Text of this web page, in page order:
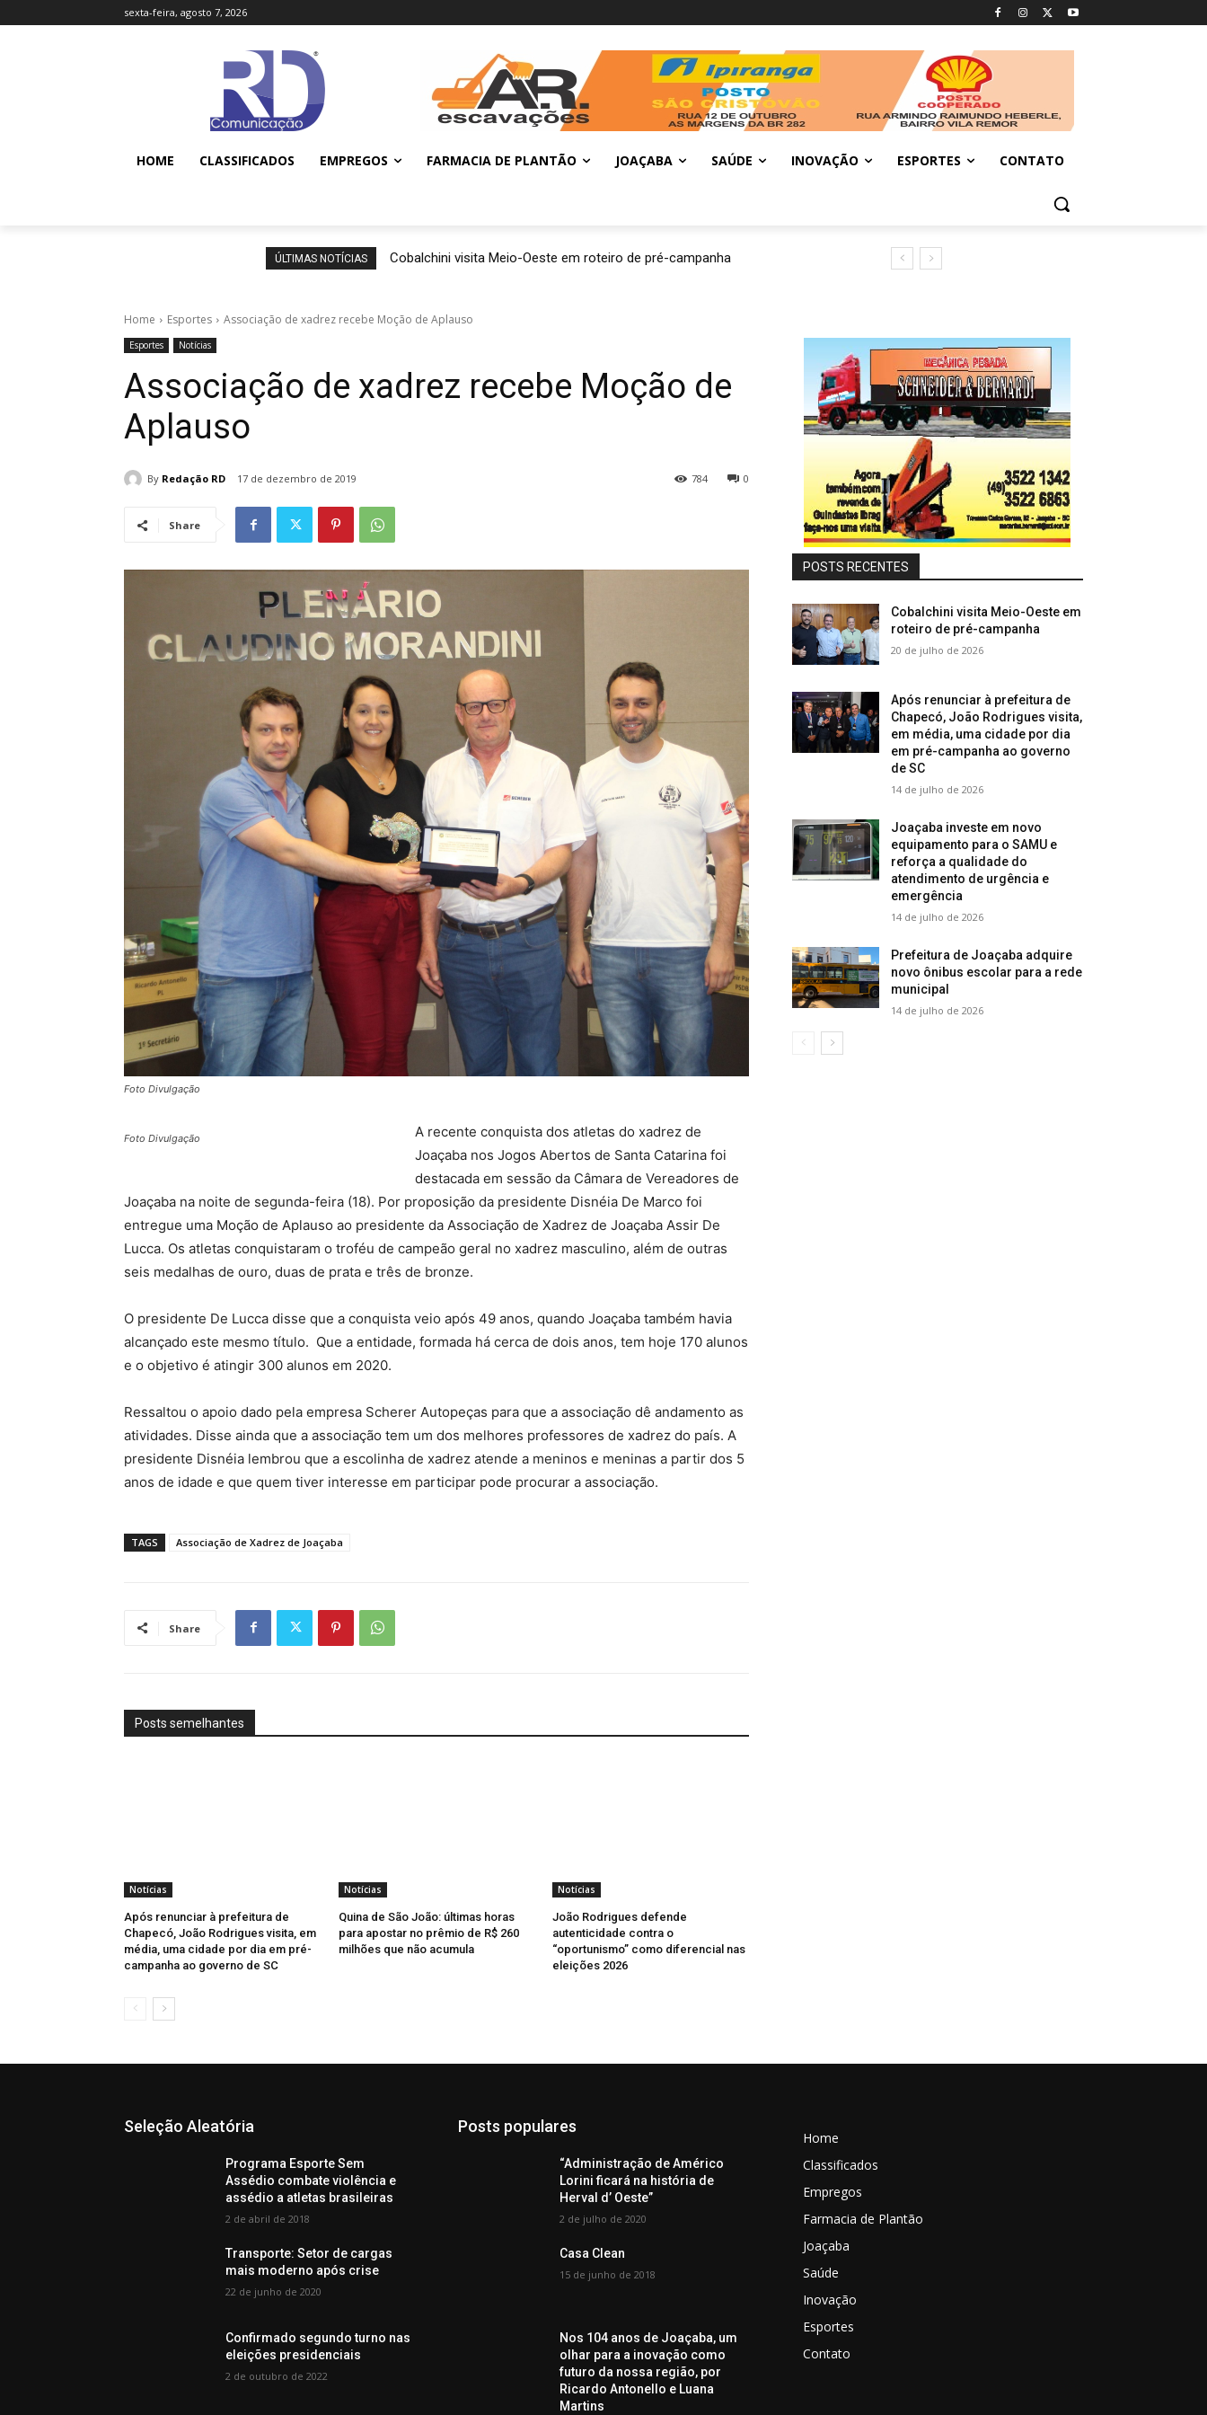
sexta-feira, agosto 7, 2026
HOME CLASSIFICADOS EMPREGOS FARMACIA DE PLANTÃO JOAÇABA SAÚDE INOVAÇÃO ESPORTES CONTATO
ÚLTIMAS NOTÍCIAS Cobalchini visita Meio-Oeste em roteiro de pré-campanha
Home Esportes Associação de xadrez recebe Moção de Aplauso
Esportes Notícias
Associação de xadrez recebe Moção de
Aplauso
By Redação RD 17 de dezembro de 2019 0
784
Share
Foto Divulgação
Foto Divulgação
A recente conquista dos atletas do xadrez de
Joaçaba nos Jogos Abertos de Santa Catarina foi
destacada em sessão da Câmara de Vereadores de
Joaçaba na noite de segunda-feira (18). Por proposição da presidente Disnéia De Marco foi
entregue uma Moção de Aplauso ao presidente da Associação de Xadrez de Joaçaba Assir De
Lucca. Os atletas conquistaram o troféu de campeão geral no xadrez masculino, além de outras
seis medalhas de ouro, duas de prata e três de bronze.
O presidente De Lucca disse que a conquista veio após 49 anos, quando Joaçaba também havia
alcançado este mesmo título. Que a entidade, formada há cerca de dois anos, tem hoje 170 alunos
e o objetivo é atingir 300 alunos em 2020.
Ressaltou o apoio dado pela empresa Scherer Autopeças para que a associação dê andamento as
atividades. Disse ainda que a associação tem um dos melhores professores de xadrez do país. A
presidente Disnéia lembrou que a escolinha de xadrez atende a meninos e meninas a partir dos 5
anos de idade e que quem tiver interesse em participar pode procurar a associação.
TAGS Associação de Xadrez de Joaçaba
Share
Posts semelhantes
Notícias
Após renunciar à prefeitura de
Chapecó, João Rodrigues visita, em
média, uma cidade por dia em pré-
campanha ao governo de SC
Notícias
Quina de São João: últimas horas
para apostar no prêmio de R$ 260
milhões que não acumula
Notícias
João Rodrigues defende
autenticidade contra o
“oportunismo” como diferencial nas
eleições 2026
POSTS RECENTES
Cobalchini visita Meio-Oeste em
roteiro de pré-campanha
20 de julho de 2026
Após renunciar à prefeitura de
Chapecó, João Rodrigues visita,
em média, uma cidade por dia
em pré-campanha ao governo
de SC
14 de julho de 2026
Joaçaba investe em novo
equipamento para o SAMU e
reforça a qualidade do
atendimento de urgência e
emergência
14 de julho de 2026
Prefeitura de Joaçaba adquire
novo ônibus escolar para a rede
municipal
14 de julho de 2026
Seleção Aleatória
Programa Esporte Sem
Assédio combate violência e
assédio a atletas brasileiras
2 de abril de 2018
Transporte: Setor de cargas
mais moderno após crise
22 de junho de 2020
Confirmado segundo turno nas
eleições presidenciais
2 de outubro de 2022
Posts populares
“Administração de Américo
Lorini ficará na história de
Herval d’ Oeste”
2 de julho de 2020
Casa Clean
15 de junho de 2018
Nos 104 anos de Joaçaba, um
olhar para a inovação como
futuro da nossa região, por
Ricardo Antonello e Luana
Martins
Home
Classificados
Empregos
Farmacia de Plantão
Joaçaba
Saúde
Inovação
Esportes
Contato